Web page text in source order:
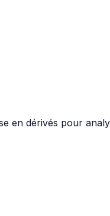
en dérivés pour